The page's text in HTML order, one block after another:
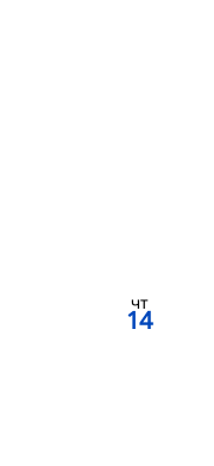
чт
14